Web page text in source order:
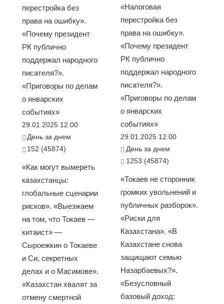
перестройка без
права на ошибку».
«Почему президент
РК публично
поддержал народного
писателя?».
«Приговоры по делам
о январских
событиях»
29.01.2025 12:00
День за днем
152 (45874)
«Как могут вымереть
казахстанцы:
глобальные сценарии
рисков». «Выезжаем
на том, что Токаев —
китаист» —
Сыроежкин о Токаеве
и Си, секретных
делах и о Масимове».
«Казахстан хвалят за
отмену смертной
«Налоговая
перестройка без
права на ошибку».
«Почему президент
РК публично
поддержал народного
писателя?».
«Приговоры по делам
о январских
событиях»
29.01.2025 12:00
День за днем
1253 (45874)
«Токаев не сторонник
громких увольнений и
публичных разборок».
«Риски для
Казахстана». «В
Казахстане снова
защищают семью
Назарбаевых?».
«Безусловный
базовый доход: